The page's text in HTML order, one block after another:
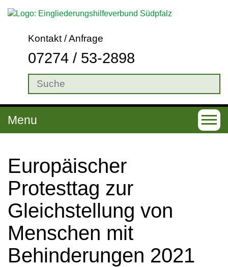
Kontakt / Anfrage
07274 / 53-2898
T
o
Menu
Europäischer
Protesttag zur
Gleichstellung von
Menschen mit
Behinderungen 2021